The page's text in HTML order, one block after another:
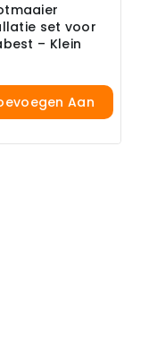
set voor
– Klein
Aan